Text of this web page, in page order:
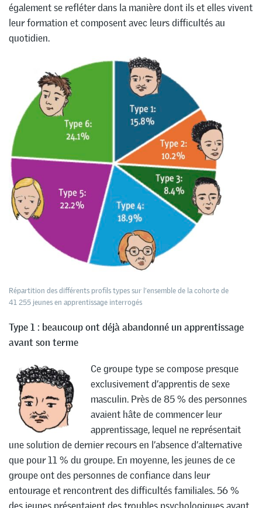
également se refléter dans la manière dont ils et elles vivent
leur formation et composent avec leurs difficultés au
quotidien.
Répartition des différents profils types sur l’ensemble de la cohorte de
41 255 jeunes en apprentissage interrogés
Type 1 : beaucoup ont déjà abandonné un apprentissage
avant son terme
Ce groupe type se compose presque
exclusivement d’apprentis de sexe
masculin. Près de 85 % des personnes
avaient hâte de commencer leur
apprentissage, lequel ne représentait
une solution de dernier recours en l’absence d’alternative
que pour 11 % du groupe. En moyenne, les jeunes de ce
groupe ont des personnes de confiance dans leur
entourage et rencontrent des difficultés familiales. 56 %